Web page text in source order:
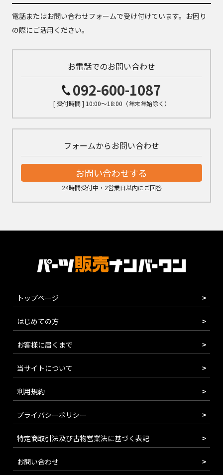
電話またはお問い合わせフォームで受け付けています。お困り
の際にご活用ください。
お電話でのお問い合わせ
092-600-1087
[ 受付時間 ] 10:00～18:00（年末年始除く）
フォームからお問い合わせ
お問い合わせする
24時間受付中・2営業日以内にご回答
トップページ
はじめての方
お客様に届くまで
当サイトについて
利用規約
プライバシーポリシー
特定商取引法及び古物営業法に基づく表記
お問い合わせ